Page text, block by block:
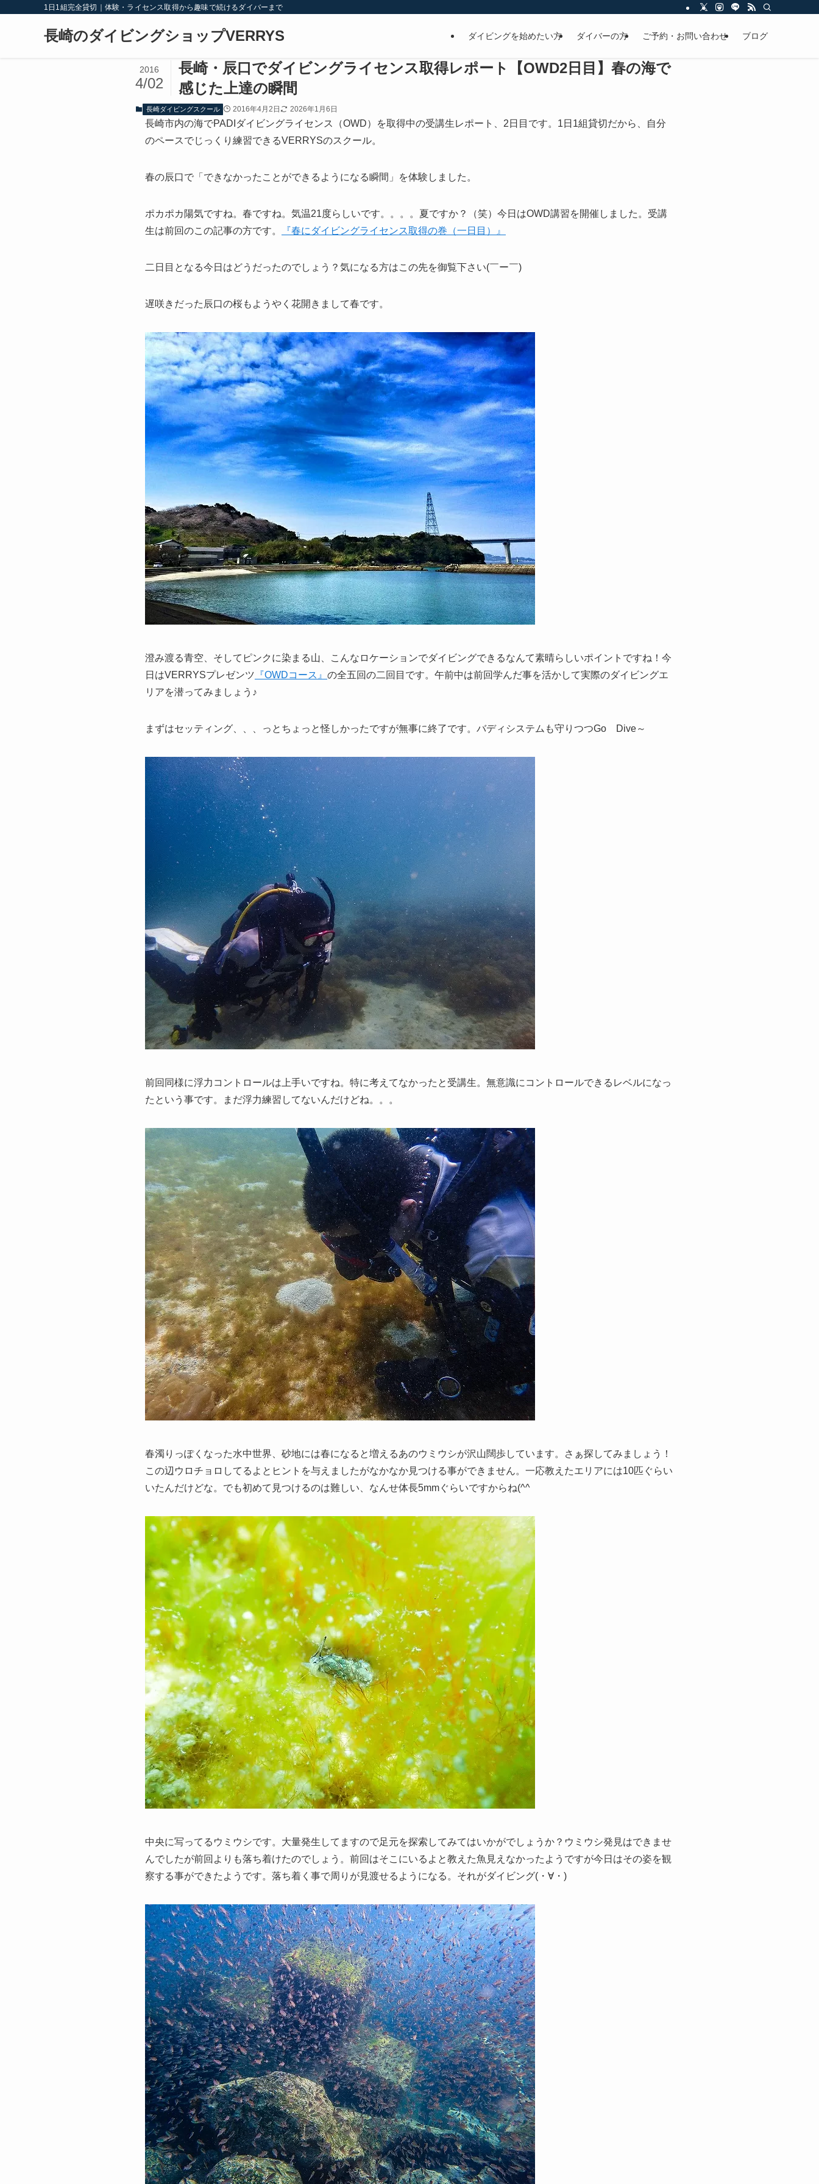
1日1組完全貸切｜体験・ライセンス取得から趣味で続けるダイバーまで
長崎のダイビングショップVERRYS ダイビングを始めたい方 ダイバーの方 ご予約・お問い合わせ ブログ
長崎・辰口でダイビングライセンス取得レポート【OWD2日目】春の海で
感じた上達の瞬間
2016
4/02
長崎ダイビングスクール 2016年4月2日 2026年1月6日
長崎市内の海でPADIダイビングライセンス（OWD）を取得中の受講生レポート、2日目です。1日1組貸切だから、自分
のペースでじっくり練習できるVERRYSのスクール。
春の辰口で「できなかったことができるようになる瞬間」を体験しました。
ポカポカ陽気ですね。春ですね。気温21度らしいです。。。。夏ですか？（笑）今日はOWD講習を開催しました。受講
生は前回のこの記事の方です。
『春にダイビングライセンス取得の巻（一日目）』
二日目となる今日はどうだったのでしょう？気になる方はこの先を御覧下さい(￣ー￣)
遅咲きだった辰口の桜もようやく花開きまして春です。
澄み渡る青空、そしてピンクに染まる山、こんなロケーションでダイビングできるなんて素晴らしいポイントですね！今
日はVERRYSプレゼンツ 『OWDコース』 の全五回の二回目です。午前中は前回学んだ事を活かして実際のダイビングエ
リアを潜ってみましょう♪
まずはセッティング、、、っとちょっと怪しかったですが無事に終了です。バディシステムも守りつつGo Dive～
前回同様に浮力コントロールは上手いですね。特に考えてなかったと受講生。無意識にコントロールできるレベルになっ
たという事です。まだ浮力練習してないんだけどね。。。
春濁りっぽくなった水中世界、砂地には春になると増えるあのウミウシが沢山闊歩しています。さぁ探してみましょう！
この辺ウロチョロしてるよとヒントを与えましたがなかなか見つける事ができません。一応教えたエリアには10匹ぐらい
いたんだけどな。でも初めて見つけるのは難しい、なんせ体長5mmぐらいですからね(^^ゞ
中央に写ってるウミウシです。大量発生してますので足元を探索してみてはいかがでしょうか？ウミウシ発見はできませ
んでしたが前回よりも落ち着けたのでしょう。前回はそこにいるよと教えた魚見えなかったようですが今日はその姿を観
察する事ができたようです。落ち着く事で周りが見渡せるようになる。それがダイビング(・∀・)